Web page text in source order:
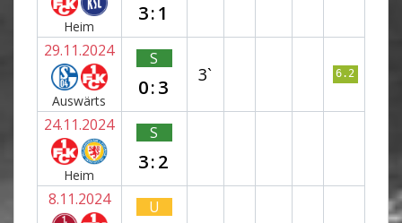
Heim
3:1
29.11.2024
Auswärts
S
0:3
3` 6.2
24.11.2024
Heim
S
3:2
8.11.2024 U